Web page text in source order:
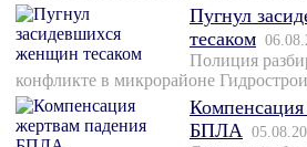
Пугнул
тесаком
Полиция
конфликте в микрорайоне
БПЛА